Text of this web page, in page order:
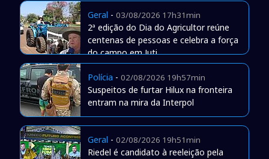
Geral - 03/08/2026 17h31min
2ª edição do Dia do Agricultor reúne
centenas de pessoas e celebra a força
do campo em Juti
Polícia - 02/08/2026 19h57min
Suspeitos de furtar Hilux na fronteira
entram na mira da Interpol
Geral - 02/08/2026 19h51min
Riedel é candidato à reeleição pela